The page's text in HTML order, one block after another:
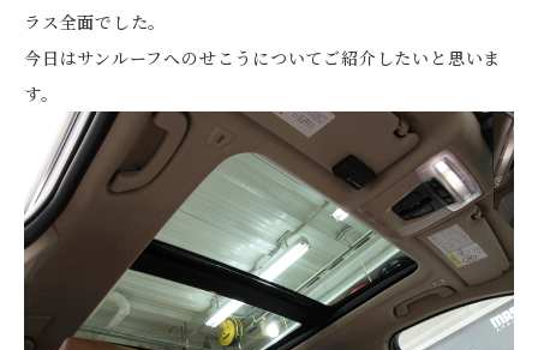
ラス全面でした。
今日はサンルーフへのせこうについてご紹介したいと思いま
す。